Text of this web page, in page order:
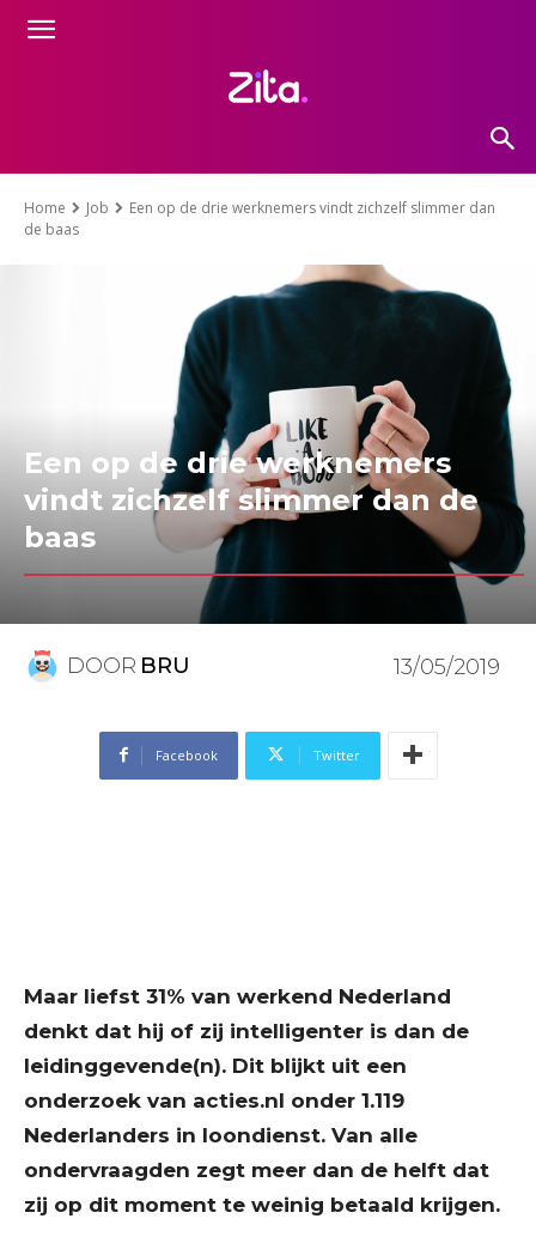
Home Job
Een op de drie werknemers vindt zichzelf slimmer dan
de baas
Een op de drie werknemers
vindt zichzelf slimmer dan de
baas
DOOR BRU 13/05/2019
Facebook Twitter
Maar liefst 31% van werkend Nederland
denkt dat hij of zij intelligenter is dan de
leidinggevende(n). Dit blijkt uit een
onderzoek van acties.nl onder 1.119
Nederlanders in loondienst. Van alle
ondervraagden zegt meer dan de helft dat
zij op dit moment te weinig betaald krijgen.